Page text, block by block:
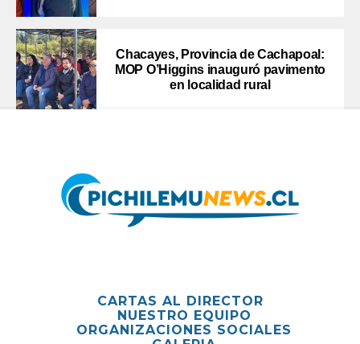
Chacayes, Provincia de Cachapoal:
MOP O’Higgins inauguró pavimento
en localidad rural
CARTAS AL DIRECTOR
NUESTRO EQUIPO
ORGANIZACIONES SOCIALES